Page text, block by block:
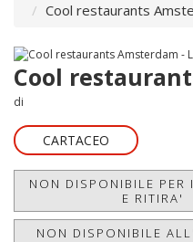
Cool restaurants
Cool
di
CARTACEO
NON DISPONIBILE PER
E RITIRA'
NON DISPONIBILE